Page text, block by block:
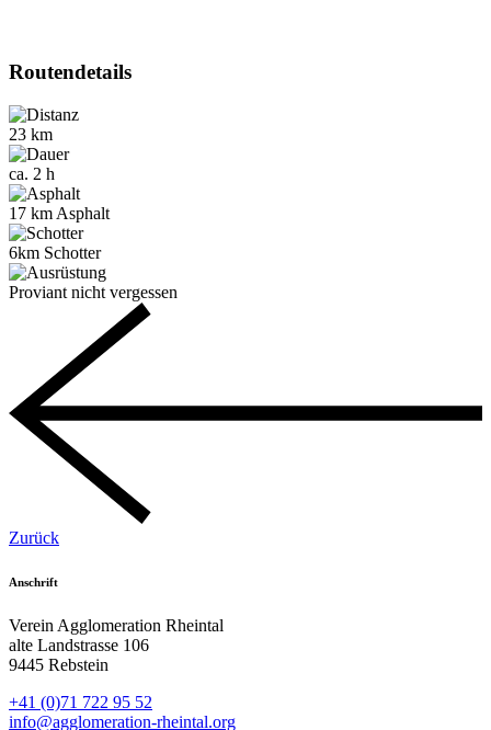
Routendetails
23 km
ca. 2 h
17 km Asphalt
6km Schotter
Proviant nicht vergessen
Zurück
Anschrift
Verein Agglomeration Rheintal
alte Landstrasse 106
9445 Rebstein
+41 (0)71 722 95 52
info@agglomeration-rheintal.org